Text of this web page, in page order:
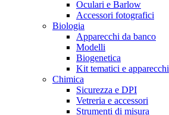
Oculari e Barlow
Accessori fotografici
Biologia
Apparecchi da banco
Modelli
Biogenetica
Kit tematici e apparecchi
Chimica
Sicurezza e DPI
Vetreria e accessori
Strumenti di misura